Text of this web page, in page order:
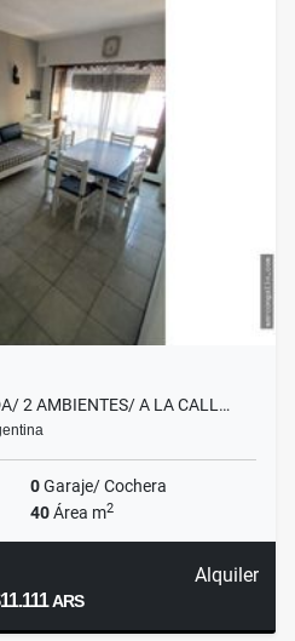
2 AMBIENTES/ A LA CALL…
0Garaje/ Cochera
40Área m2
Alquiler
ARS